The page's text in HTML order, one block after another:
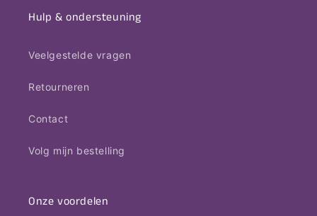
Hulp & ondersteuning
Veelgestelde vragen
Retourneren
Contact
Volg mijn bestelling
Onze voordelen